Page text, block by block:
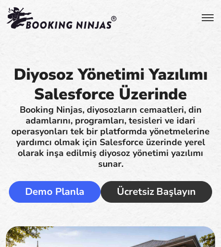
Diyosoz Yönetimi Yazılımı
Salesforce Üzerinde
Booking Ninjas, diyosozların cemaatleri, din
adamlarını, programları, tesisleri ve idari
operasyonları tek bir platformda yönetmelerine
yardımcı olmak için Salesforce üzerinde yerel
olarak inşa edilmiş diyosoz yönetimi yazılımı
sunar.
Demo Planla Ücretsiz Başlayın